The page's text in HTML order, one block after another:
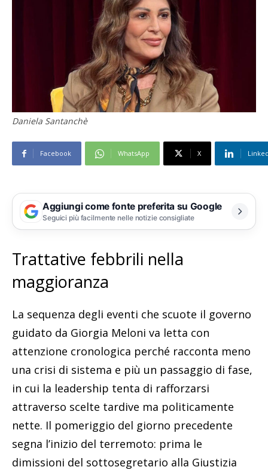
Daniela Santanchè
Facebook WhatsApp X
Aggiungi come fonte preferita su Google
Seguici più facilmente nelle notizie consigliate
Trattative febbrili nella
maggioranza
La sequenza degli eventi che scuote il governo
guidato da Giorgia Meloni va letta con
attenzione cronologica perché racconta meno
una crisi di sistema e più un passaggio di fase,
in cui la leadership tenta di rafforzarsi
attraverso scelte tardive ma politicamente
nette. Il pomeriggio del giorno precedente
segna l’inizio del terremoto: prima le
dimissioni del sottosegretario alla Giustizia